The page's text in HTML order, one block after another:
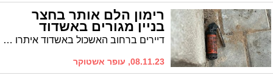
רימון הלם אותר בחצר
בניין מגורים באשדוד
דיירים ברחוב האשכול באשדוד איתרו אמש רימון הלם בחצר בניין המגורים. המשטרה פתחה בחקירה
08.11.23, עופר אשטוקר